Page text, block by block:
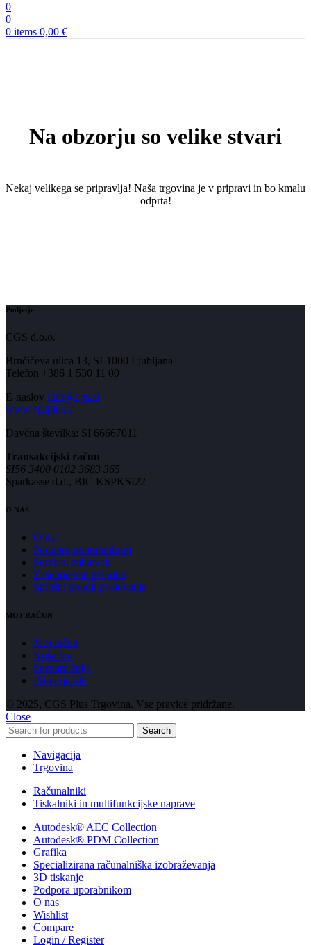
0
0
0 items 0,00 €
Na obzorju so velike stvari
Nekaj ​​velikega se pripravlja! Naša trgovina je v pripravi in ​​bo kmalu
odprta!
Podjetje
CGS d.o.o.
Brnčičeva ulica 13, SI-1000 Ljubljana
Telefon +386 1 530 11 00
E-naslov info@cgs.si
www.cgsplus.si
Davčna številka: SI 66667011
Transakcijski račun
SI56 3400 0102 3683 365
Sparkasse d.d., BIC KSPKSI22
O NAS
O nas
Podpora uporabnikom
Servisni zahtevek
Zasebnost in piškotki
Splošni pogoji poslovanja
MOJ RAČUN
Moj račun
Košarica
Seznam želja
Primerjalnik
© 2025, CGS Plus Trgovina. Vse pravice pridržane.
Close
Search
Navigacija
Trgovina
Računalniki
Tiskalniki in multifunkcijske naprave
Autodesk® AEC Collection
Autodesk® PDM Collection
Grafika
Specializirana računalniška izobraževanja
3D tiskanje
Podpora uporabnikom
O nas
Wishlist
Compare
Login / Register